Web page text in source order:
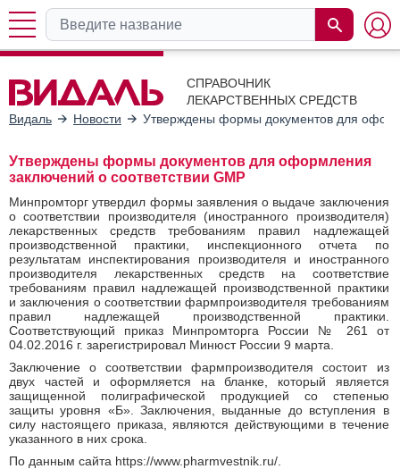
СПРАВОЧНИК
ЛЕКАРСТВЕННЫХ СРЕДСТВ
Видаль
Новости Утверждены формы документов для
Утверждены формы документов для оформления
заключений о соответствии GMP
Минпромторг утвердил формы заявления о выдаче заключения
о соответствии производителя (иностранного производителя)
лекарственных средств требованиям правил надлежащей
производственной практики, инспекционного отчета по
результатам инспектирования производителя и иностранного
производителя лекарственных средств на соответствие
требованиям правил надлежащей производственной практики
и заключения о соответствии фармпроизводителя требованиям
правил надлежащей производственной практики.
Соответствующий приказ Минпромторга России № 261 от
04.02.2016 г. зарегистрировал Минюст России 9 марта.
Заключение о соответствии фармпроизводителя состоит из
двух частей и оформляется на бланке, который является
защищенной полиграфической продукцией со степенью
защиты уровня «Б». Заключения, выданные до вступления в
силу настоящего приказа, являются действующими в течение
указанного в них срока.
По данным сайта https://www.pharmvestnik.ru/.